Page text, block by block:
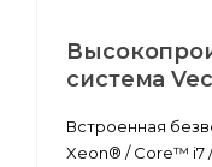
система
Встроенная
Xeon® / Core™ i7 /